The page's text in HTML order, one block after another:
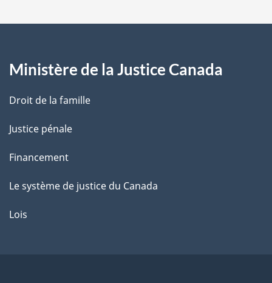
a
e
Ministère de la Justice Canada
Droit de la famille
Justice pénale
Financement
Le système de justice du Canada
Lois